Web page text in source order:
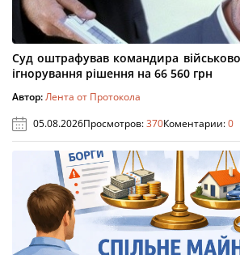
Суд оштрафував командира
ігнорування рішення на 66 560 грн
Автор:Лента от Протокола
05.08.2026Просмотров:370Коментарии:0